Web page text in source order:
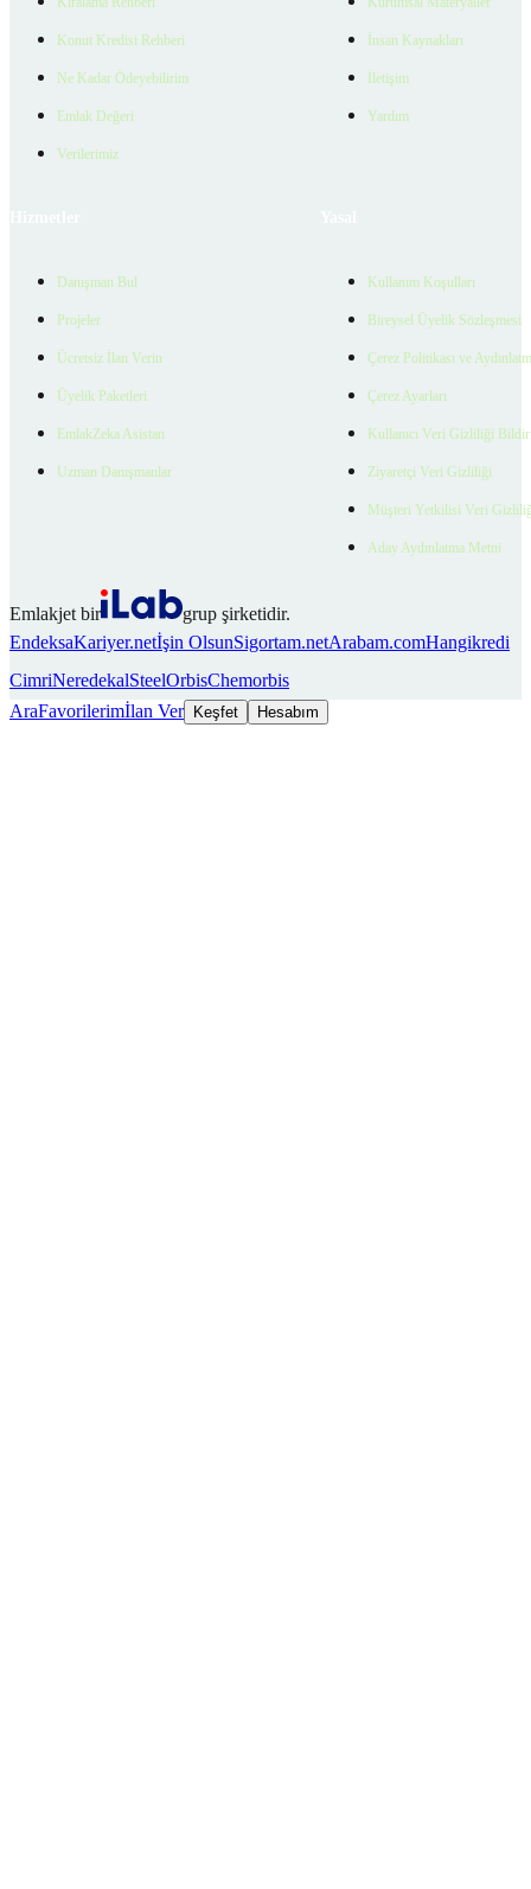
Konut Kredisi Rehberi
Ne Kadar Ödeyebilirim
Emlak Değeri
Verilerimiz
İnsan Kaynakları
İletişim
Yardım
Danışman Bul
Projeler
Ücretsiz İlan Verin
Üyelik Paketleri
EmlakZeka Asistan
Uzman Danışmanlar
Kullanım Koşulları
Bireysel Üyelik Sözleşmesi
Çerez Politikası ve
Çerez Ayarları
Kullanıcı Veri Gizliliği
Ziyaretçi Veri Gizliliği
Müşteri Yetkilisi Veri
Aday Aydınlatma Metni
Emlakjet bir
grup şirketidir.
EndeksaKariyer.netİşin OlsunSigortam.netArabam.comHangikredi
CimriNeredekalSteelOrbisChemorbis
AraFavorilerimİlan Ver Keşfet Hesabım